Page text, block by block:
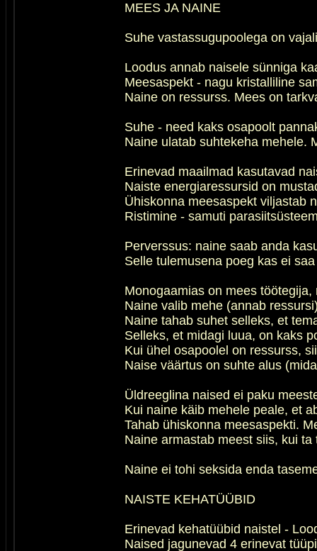
MEES JA NAINE
Suhe vastassugupoolega on
Loodus annab naisele sünniga
Meesaspekt - nagu kristalliline
Naine on ressurss. Mees on
Suhe - need kaks osapoolt
Naine ulatab suhtekeha mehele.
Erinevad maailmad kasutavad
Naiste energiaressursid on
Ühiskonna meesaspekt viljastab
Ristimine - samuti
Perverssus: naine saab anda
Selle tulemusena poeg kas ei
Monogaamias on mees
Naine valib mehe (annab
Naine tahab suhet selleks, et
Selleks, et midagi luua, on kaks
Kui ühel osapoolel on ressurss,
Naise väärtus on suhte alus
Üldreeglina naised ei paku
Kui naine käib mehele peale, et
Tahab ühiskonna meesaspekti.
Naine armastab meest siis, kui
Naine ei tohi seksida enda
NAISTE KEHATÜÜBID
Erinevad kehatüübid naistel -
Naised jagunevad 4 erinevat